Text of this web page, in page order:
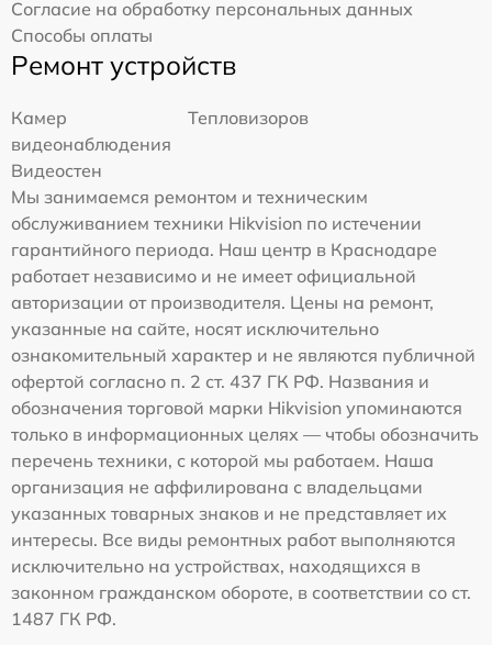
Согласие на обработку персональных данных
Способы оплаты
Ремонт устройств
Камер
видеонаблюдения
Тепловизоров
Видеостен
Мы занимаемся ремонтом и техническим
обслуживанием техники Hikvision по истечении
гарантийного периода. Наш центр в Краснодаре
работает независимо и не имеет официальной
авторизации от производителя. Цены на ремонт,
указанные на сайте, носят исключительно
ознакомительный характер и не являются публичной
офертой согласно п. 2 ст. 437 ГК РФ. Названия и
обозначения торговой марки Hikvision упоминаются
только в информационных целях — чтобы обозначить
перечень техники, с которой мы работаем. Наша
организация не аффилирована с владельцами
указанных товарных знаков и не представляет их
интересы. Все виды ремонтных работ выполняются
исключительно на устройствах, находящихся в
законном гражданском обороте, в соответствии со ст.
1487 ГК РФ.